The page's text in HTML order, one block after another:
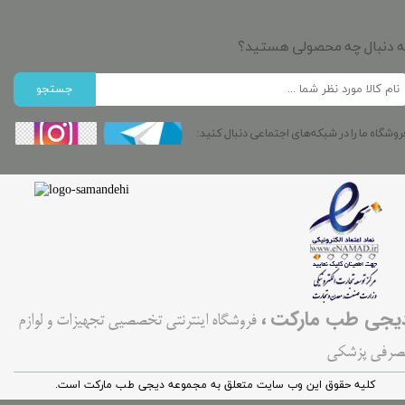
طب مارکت، فروشگاه اینترنتی تخصصیی تجهیزات و لوازم
پزشکی
کليه حقوق اين وب سایت متعلق به مجموعه دیجی طب مارکت است.
دنبال چه محصولی هستید؟
جستجو
ما را در شبکه‌های اجتماعی دنبال کنید: